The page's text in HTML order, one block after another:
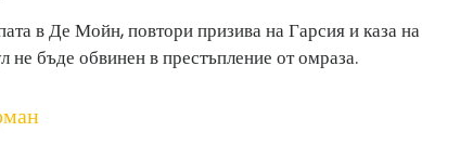
в Де Мойн, повтори призива на Гарсия и каза на
бъде обвинен в престъпление от омраза.